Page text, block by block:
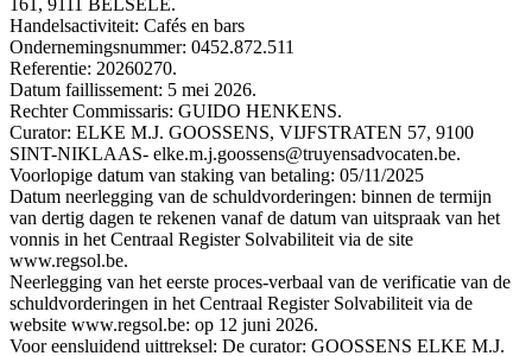
Handelsactiviteit: Cafés en bars
Ondernemingsnummer: 0452.872.511
Referentie: 20260270.
Datum faillissement: 5 mei 2026.
Rechter Commissaris: GUIDO HENKENS.
Curator: ELKE M.J. GOOSSENS, VIJFSTRATEN 57, 9100
SINT-NIKLAAS- elke.m.j.goossens@truyensadvocaten.be.
Voorlopige datum van staking van betaling: 05/11/2025
Datum neerlegging van de schuldvorderingen: binnen de termijn
van dertig dagen te rekenen vanaf de datum van uitspraak van het
vonnis in het Centraal Register Solvabiliteit via de site
www.regsol.be.
Neerlegging van het eerste proces-verbaal van de verificatie van de
schuldvorderingen in het Centraal Register Solvabiliteit via de
website www.regsol.be: op 12 juni 2026.
Voor eensluidend uittreksel: De curator: GOOSSENS ELKE M.J.